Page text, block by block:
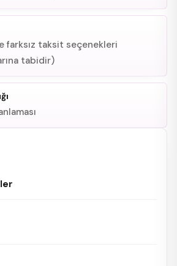
farksız taksit seçenekleri
tabidir)